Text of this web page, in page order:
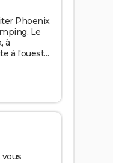
Phoenix
Le
à
à l'ouest
voiture et
un
À
vous